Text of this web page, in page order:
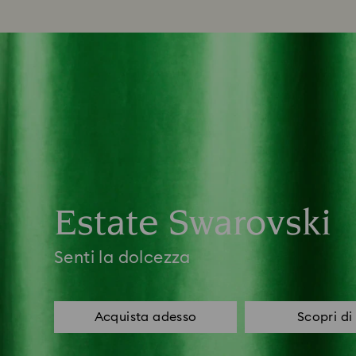
Estate Swarovski
Senti la dolcezza
Acquista adesso Scopri di